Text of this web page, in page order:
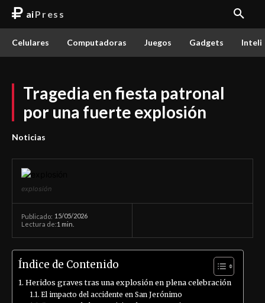
aiPress
Celulares Computadoras Juegos Gadgets
Tragedia en fiesta patronal
por una fuerte explosión
Noticias
explosión
Publicado: 15/05/2026
Lectura de:1 min.
Índice de Contenido
Heridos graves tras una explosión en plena celebración
El impacto del accidente en San Jerónimo